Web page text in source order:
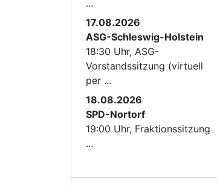
...
17.08.2026
ASG-Schleswig-Holstein
18:30 Uhr, ASG-
Vorstandssitzung (virtuell
per ...
18.08.2026
SPD-Nortorf
19:00 Uhr, Fraktionssitzung
...